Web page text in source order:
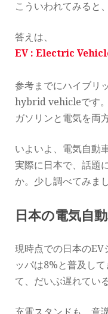
こういわれてみると
答えは、
EV : Electric
参考までにハイブリ
hybrid vehicleです。
ガソリンと電気を両
いよいよ、電気自動
実際に日本で、話題
か。少し調べてみまし
日本の電気自
現時点での日本のEV
ッパは8%と普及し
て、だいぶ遅れてい